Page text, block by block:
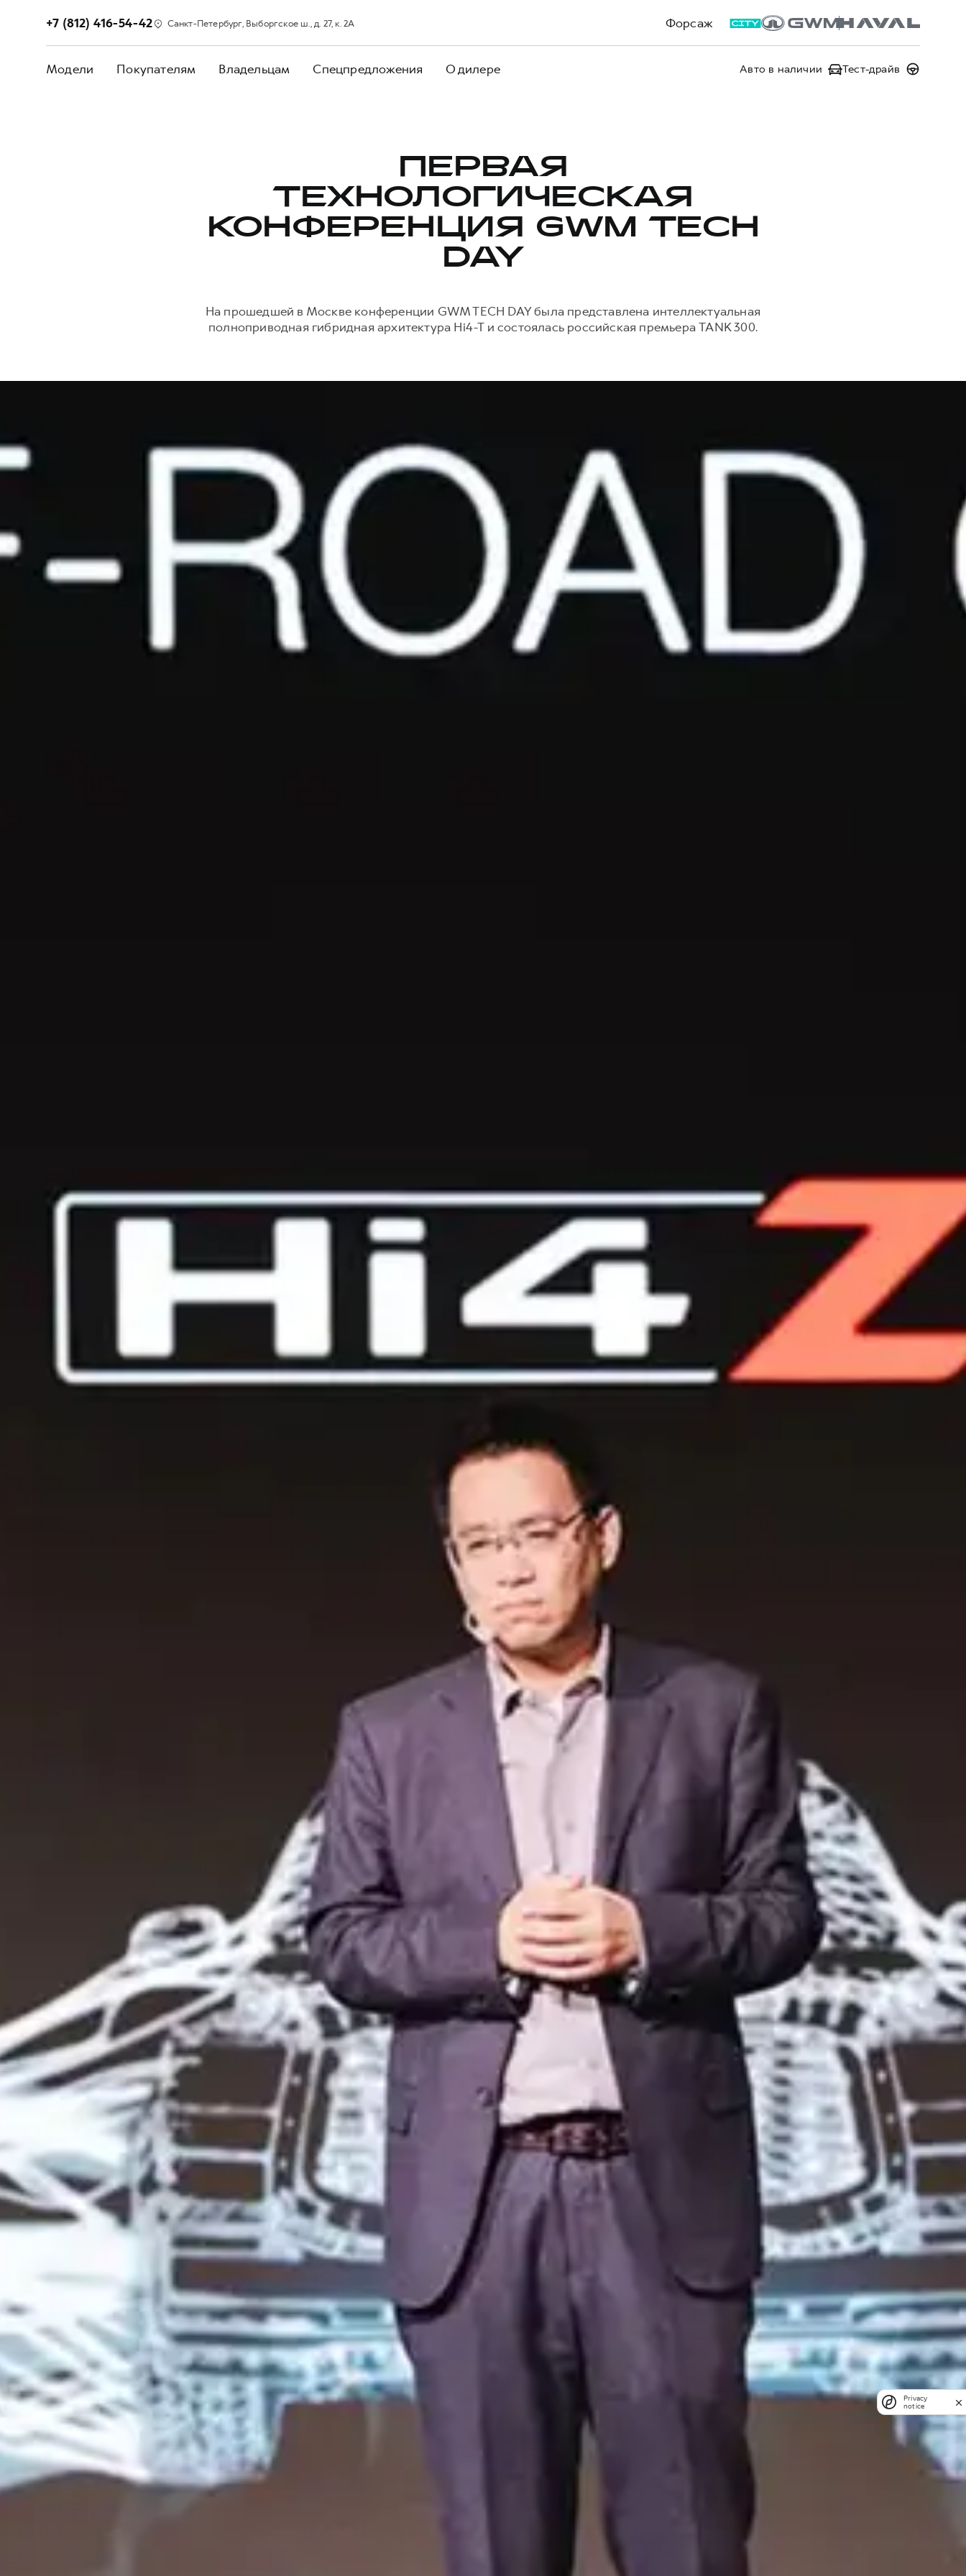
Форсаж
+7 (812) 416-54-42 Санкт-Петербург, Выборгское ш., д. 27, к. 2А
Модели Покупателям Владельцам Спецпредложения О дилере Авто в наличии Тест-драйв
ПЕРВАЯ
ТЕХНОЛОГИЧЕСКАЯ
КОНФЕРЕНЦИЯ GWM TECH
DAY
На прошедшей в Москве конференции GWM TECH DAY была представлена интеллектуальная
полноприводная гибридная архитектура Hi4-T и состоялась российская премьера TANK 300.
Privacy
notice